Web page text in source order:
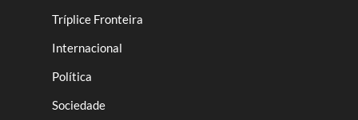
Tríplice Fronteira
Internacional
Política
Sociedade